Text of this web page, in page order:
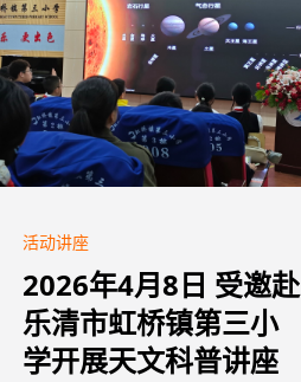
活动讲座
2026年4月8日 受邀赴
乐清市虹桥镇第三小
学开展天文科普讲座